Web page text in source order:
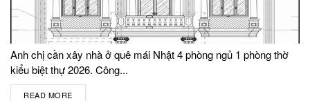
Anh chị cần xây nhà ở quê mái Nhật 4 phòng ngủ 1 phòng thờ
kiểu biệt thự 2026. Công...
READ MORE